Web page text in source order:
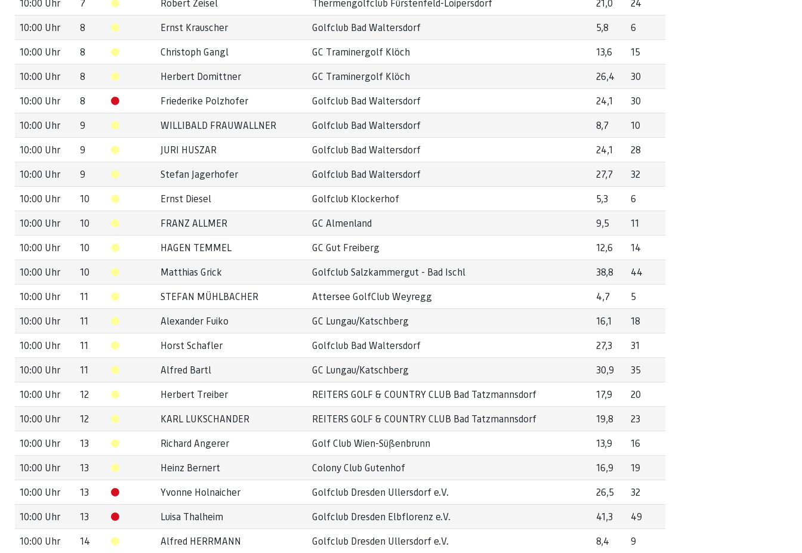
10:00 Uhr
7 Robert Zeisel Thermengolfclub Fürstenfeld-Loipersdorf 21,0
24
10:00 Uhr
8 Ernst Krauscher Golfclub Bad Waltersdorf 5,8
6
10:00 Uhr
8 Christoph Gangl GC Traminergolf Klöch 13,6
15
10:00 Uhr
8 Herbert Domittner GC Traminergolf Klöch 26,4
30
10:00 Uhr
8 Friederike Polzhofer Golfclub Bad Waltersdorf 24,1
30
10:00 Uhr
9 WILLIBALD FRAUWALLNER Golfclub Bad Waltersdorf 8,7
10
10:00 Uhr
9 JURI HUSZAR Golfclub Bad Waltersdorf 24,1
28
10:00 Uhr
9 Stefan Jagerhofer Golfclub Bad Waltersdorf 27,7
32
10:00 Uhr
10 Ernst Diesel Golfclub Klockerhof 5,3
6
10:00 Uhr
10 FRANZ ALLMER GC Almenland 9,5
11
10:00 Uhr
10 HAGEN TEMMEL GC Gut Freiberg 12,6
14
10:00 Uhr
10 Matthias Grick Golfclub Salzkammergut ‒ Bad Ischl 38,8
44
10:00 Uhr
11 STEFAN MÜHLBACHER Attersee GolfClub Weyregg 4,7
5
10:00 Uhr
11 Alexander Fuiko GC Lungau/Katschberg 16,1
18
10:00 Uhr
11 Horst Schafler Golfclub Bad Waltersdorf 27,3
31
10:00 Uhr
11 Alfred Bartl GC Lungau/Katschberg 30,9
35
10:00 Uhr
12 Herbert Treiber REITERS GOLF & COUNTRY CLUB Bad Tatzmannsdorf 17,9
20
10:00 Uhr
12 KARL LUKSCHANDER REITERS GOLF & COUNTRY CLUB Bad Tatzmannsdorf 19,8
23
10:00 Uhr
13 Richard Angerer Golf Club Wien-Süßenbrunn 13,9
16
10:00 Uhr
13 Heinz Bernert Colony Club Gutenhof 16,9
19
10:00 Uhr
13 Yvonne Holnaicher Golfclub Dresden Ullersdorf e.V. 26,5
32
10:00 Uhr
13 Luisa Thalheim Golfclub Dresden Elbflorenz e.V. 41,3
49
10:00 Uhr
14 Alfred HERRMANN Golfclub Dresden Ullersdorf e.V. 8,4 9